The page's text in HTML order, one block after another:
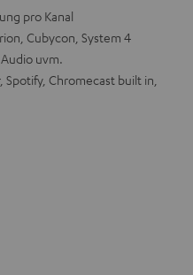
pro Kanal
Cubycon, System 4
uvm.
Chromecast built in,